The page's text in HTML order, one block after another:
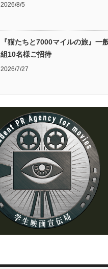
2026/8/5
『猫たちと7000マイルの旅』一
組10名様ご招待
2026/7/27